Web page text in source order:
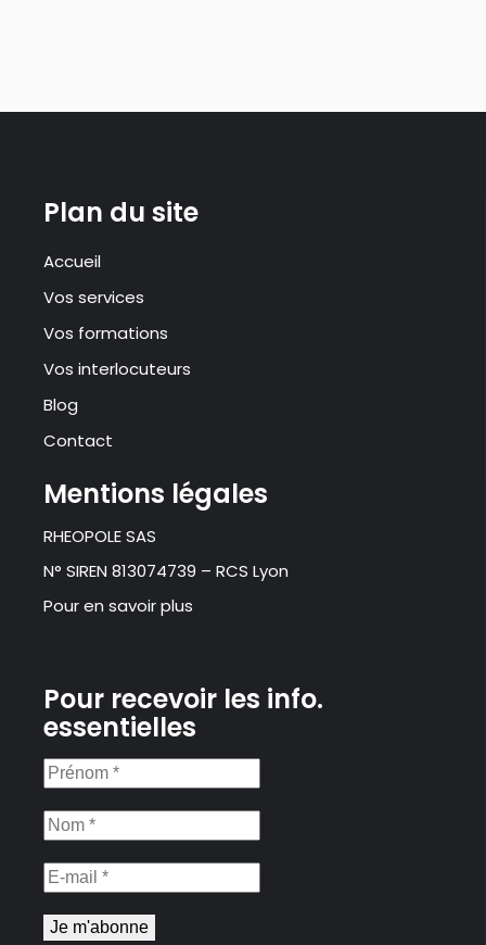
Plan du site
Accueil
Vos services
Vos formations
Vos interlocuteurs
Blog
Contact
Mentions légales
RHEOPOLE SAS
N° SIREN 813074739 – RCS Lyon
Pour en savoir plus
Pour recevoir les info.
essentielles
Prénom
*
Nom
*
E-
mail
*